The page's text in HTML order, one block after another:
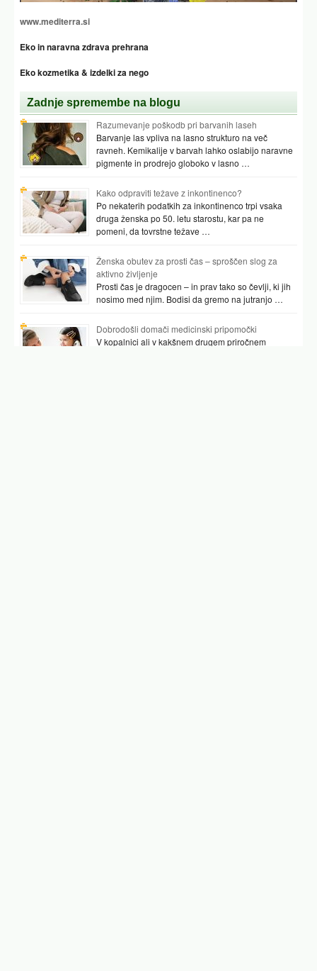
www.mediterra.si
Eko in naravna zdrava prehrana
Eko kozmetika & izdelki za nego
Zadnje spremembe na blogu
Razumevanje poškodb pri barvanih laseh
Barvanje las vpliva na lasno strukturo na več
ravneh. Kemikalije v barvah lahko oslabijo naravne
pigmente in prodrejo globoko v lasno …
Kako odpraviti težave z inkontinenco?
Po nekaterih podatkih za inkontinenco trpi vsaka
druga ženska po 50. letu starostu, kar pa ne
pomeni, da tovrstne težave …
Ženska obutev za prosti čas – sproščen slog za
aktivno življenje
Prosti čas je dragocen – in prav tako so čevlji, ki jih
nosimo med njim. Bodisi da gremo na jutranjo …
Dobrodošli domači medicinski pripomočki
V kopalnici ali v kakšnem drugem priročnem